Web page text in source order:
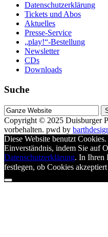
Datenschutzerklärung
Tickets und Abos
Aktuelles
Presse-Service
„play!“-Bestellung
Newsletter
CDs
Downloads
Suche
Suche
nach
Copyright © 2025 Duisburger
vorbehalten. pwd by
Diese Website benutzt
Einverständnis, indem Sie auf
Datenschutzerklärung. In Ihren
festlegen, ob Cookies